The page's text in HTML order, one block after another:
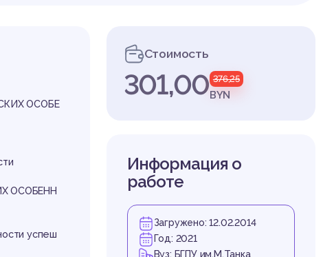
ОСОБЕ
ОСОБЕНН
успеш
Стоимость
301,00 376,25
BYN
Информация о
работе
Загружено: 12.02.2014
Год: 2021
Вуз: БГПУ им.М.Танка